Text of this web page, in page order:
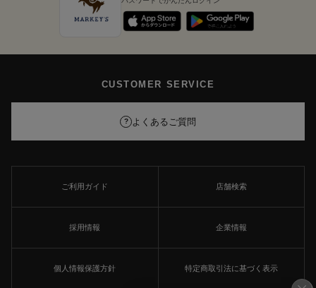
CUSTOMER SERVICE
? よくあるご質問
ご利用ガイド 店舗検索
採用情報 企業情報
個人情報保護方針 特定商取引法に基づく表示